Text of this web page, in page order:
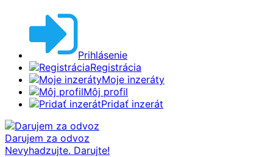
Prihlásenie
Registrácia
Moje inzeráty
Môj profil
Pridať inzerát
Darujem za odvoz
Nevyhadzujte. Darujte!